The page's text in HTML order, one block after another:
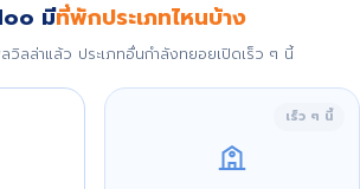
มีที่พักประเภทไหนบ้าง
ลล่าแล้ว ประเภทอื่นกำลังทยอยเปิดเร็ว ๆ นี้
เร็ว ๆ นี้